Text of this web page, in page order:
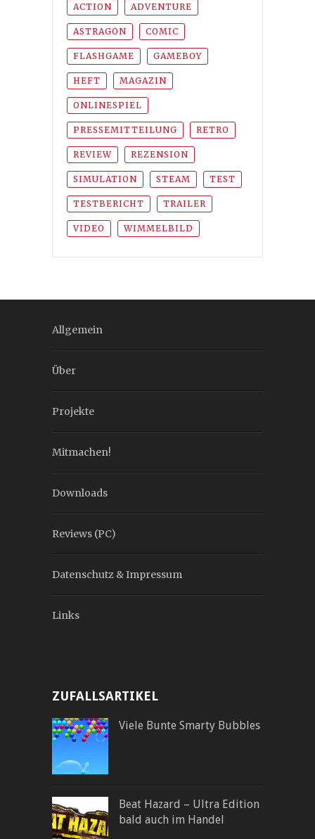
ACTION ADVENTURE
ASTRAGON COMIC
FLASHGAME GAMEBOY
HEFT MAGAZIN
ONLINESPIEL
PRESSEMITTEILUNG RETRO
REVIEW REZENSION
SIMULATION STEAM TEST
TESTBERICHT TRAILER
VIDEO WIMMELBILD
Allgemein
Über
Projekte
Mitmachen!
Downloads
Reviews (PC)
Datenschutz & Impressum
Links
ZUFALLSARTIKEL
Viele Bunte Smarty Bubbles
Beat Hazard – Ultra Edition
bald auch im Handel